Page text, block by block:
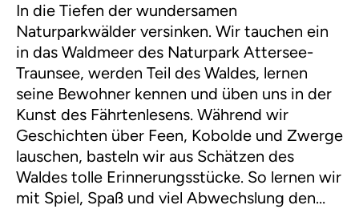
In die Tiefen der wundersamen
Naturparkwälder versinken. Wir tauchen ein
in das Waldmeer des Naturpark Attersee-
Traunsee, werden Teil des Waldes, lernen
seine Bewohner kennen und üben uns in der
Kunst des Fährtenlesens. Während wir
Geschichten über Feen, Kobolde und Zwerge
lauschen, basteln wir aus Schätzen des
Waldes tolle Erinnerungsstücke. So lernen wir
mit Spiel, Spaß und viel Abwechslung den